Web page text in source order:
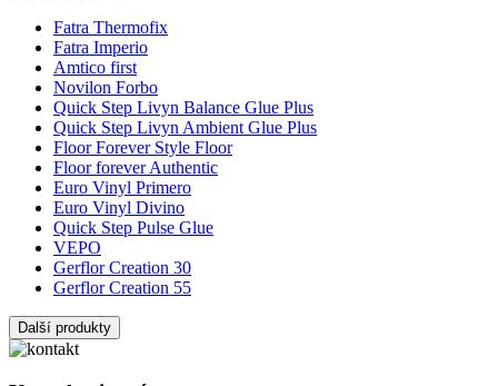
Fatra Thermofix
Fatra Imperio
Amtico first
Novilon Forbo
Quick Step Livyn Balance Glue Plus
Quick Step Livyn Ambient Glue Plus
Floor Forever Style Floor
Floor forever Authentic
Euro Vinyl Primero
Euro Vinyl Divino
Quick Step Pulse Glue
VEPO
Gerflor Creation 30
Gerflor Creation 55
Další produkty